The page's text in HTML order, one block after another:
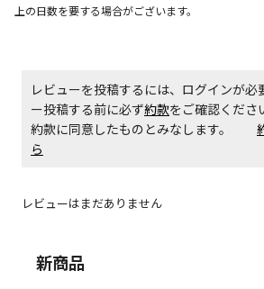
上の日数を要する場合がございます。
レビューを投稿するには、ログインが必
ー投稿する前に必ず約款をご確認くださ
約款に同意したものとみなします。
ら
レビューはまだありません
新商品